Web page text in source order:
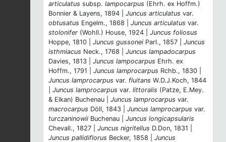
articulatus subsp. lampocarpus (Ehrh. ex Hoffm.)
Bonnier & Layens, 1894 | Juncus articulatus var.
obtusatus Engelm., 1868 | Juncus articulatus var.
stolonifer (Wohll.) House, 1924 | Juncus foliosus
Hoppe, 1810 | Juncus gussonei Parl., 1857 | Juncus
isthmiacus Neck., 1768 | Juncus lampadocarpus
Davies, 1813 | Juncus lampocarpus Ehrh. ex
Hoffm., 1791 | Juncus lamprocarpus Rchb., 1830 |
Juncus lamprocarpus var. fluitans W.D.J.Koch, 1844
Juncus lamprocarpus var. littoralis (Patze, E.Mey.
& Elkan) Buchenau | Juncus lamprocarpus var.
macrocarpus Döll, 1843 | Juncus lamprocarpus var.
turczaninowii Buchenau | Juncus longicapsularis
Chevall., 1827 | Juncus nigritellus D.Don, 1831 |
Juncus pallidiflorus Becker, 1858 | Juncus